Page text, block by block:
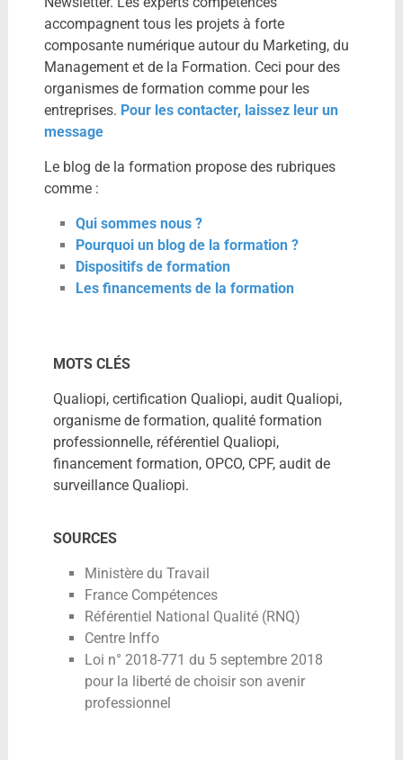
accompagnent tous les projets à forte
composante numérique autour du Marketing, du
Management et de la Formation. Ceci pour des
organismes de formation comme pour les
entreprises. Pour les contacter, laissez leur un
message
Le blog de la formation propose des rubriques
comme :
Qui sommes nous ?
Pourquoi un blog de la formation ?
Dispositifs de formation
Les financements de la formation
MOTS CLÉS
Qualiopi, certification Qualiopi, audit Qualiopi,
organisme de formation, qualité formation
professionnelle, référentiel Qualiopi,
financement formation, OPCO, CPF, audit de
surveillance Qualiopi.
SOURCES
Ministère du Travail
France Compétences
Référentiel National Qualité (RNQ)
Centre Inffo
Loi n° 2018-771 du 5 septembre 2018
pour la liberté de choisir son avenir
professionnel